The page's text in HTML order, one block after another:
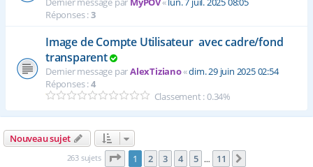
Réponses :3
Image de Compte Utilisateur avec cadre/fond
transparent
Dernier message parAlexTiziano«dim. 29 juin 2025 02:54
Réponses :4
Classement : 0.34%
Nouveau sujet
263 sujets Page 1sur11
1 2 3 4 5 … 11